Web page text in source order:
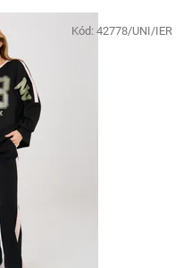
Kód: 42778/UNI/IER